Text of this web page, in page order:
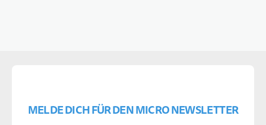
MELDE DICH FÜR DEN MICRO NEWSLETTER